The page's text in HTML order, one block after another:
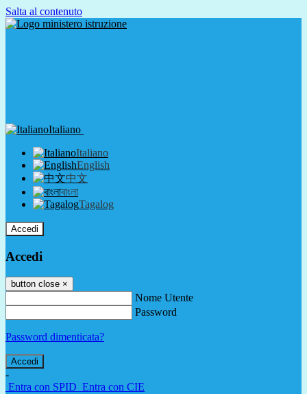
Salta al contenuto
Italiano
Italiano
English
中文
বাংলা
Tagalog
Accedi
Accedi
button close ×
Nome Utente
Password
Password dimenticata?
-
Entra con SPID Entra con CIE